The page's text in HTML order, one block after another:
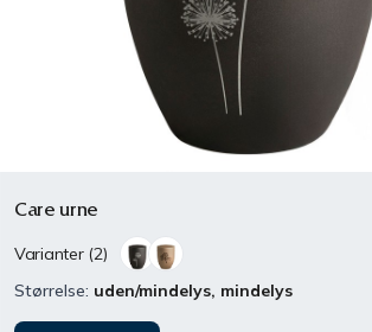
Care urne
Varianter (2)
Størrelse: uden/mindelys, mindelys